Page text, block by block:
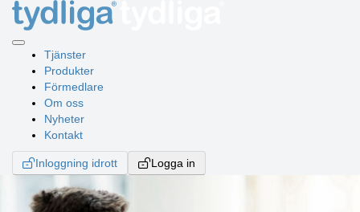
Tjänster
Produkter
Förmedlare
Om oss
Nyheter
Kontakt
Inloggning idrott Logga in